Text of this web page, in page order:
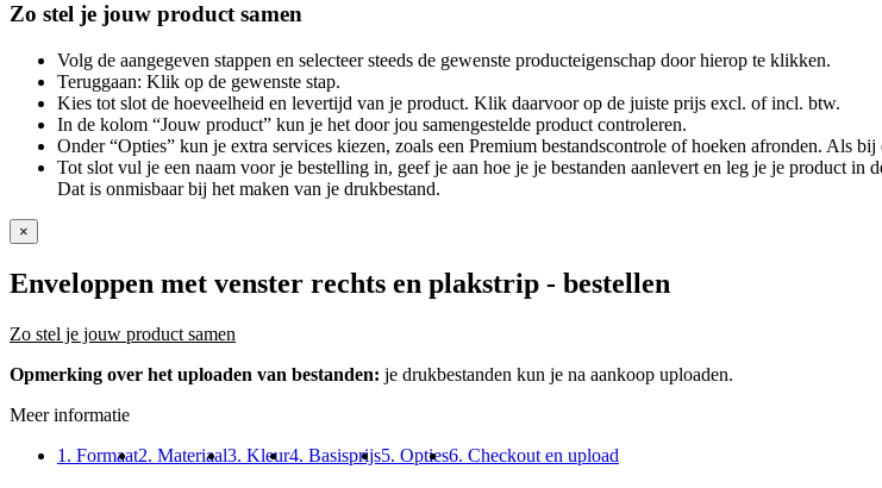
Zo stel je jouw product samen
Volg de aangegeven stappen en selecteer steeds de gewenste producteigenschap door hierop te klikken.
Teruggaan: Klik op de gewenste stap.
Kies tot slot de hoeveelheid en levertijd van je product. Klik daarvoor op de juiste prijs excl. of incl. btw.
In de kolom “Jouw product” kun je het door jou samengestelde product controleren.
Onder “Opties” kun je extra services kiezen, zoals een Premium bestandscontrole of hoeken afronden. Als
Tot slot vul je een naam voor je bestelling in, geef je aan hoe je je bestanden aanlevert en leg je je product
Dat is onmisbaar bij het maken van je drukbestand.
×
Enveloppen met venster rechts en plakstrip - bestellen
Zo stel je jouw product samen
Opmerking over het uploaden van bestanden: je drukbestanden kun je na aankoop uploaden.
Meer informatie
1. Formaat2. Materiaal3. Kleur4. Basisprijs5. Opties6. Checkout en upload